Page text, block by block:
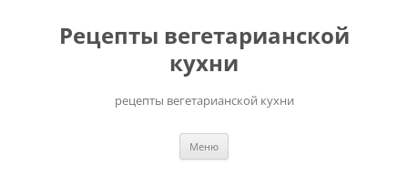
Рецепты вегетарианской
кухни
рецепты вегетарианской кухни
Меню